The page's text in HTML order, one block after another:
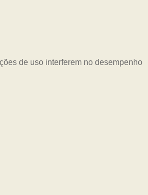
de uso interferem no desempenho